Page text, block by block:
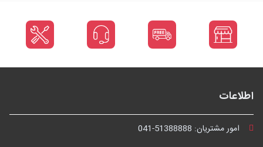
اطلاعات
امور مشتریان: 041-51388888